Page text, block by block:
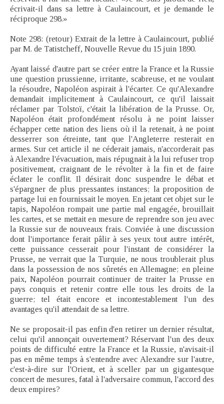
écrivait-il dans sa lettre à Caulaincourt, et je demande le
réciproque 298.»
Note 298: (retour) Extrait de la lettre à Caulaincourt, publié
par M. de Tatistcheff, Nouvelle Revue du 15 juin 1890.
Ayant laissé d'autre part se créer entre la France et la Russie
une question prussienne, irritante, scabreuse, et ne voulant
la résoudre, Napoléon aspirait à l'écarter. Ce qu'Alexandre
demandait implicitement à Caulaincourt, ce qu'il laissait
réclamer par Tolstoï, c'était la libération de la Prusse. Or,
Napoléon était profondément résolu à ne point laisser
échapper cette nation des liens où il la retenait, à ne point
desserrer son étreinte, tant que l'Angleterre resterait en
armes. Sur cet article il ne céderait jamais, n'accorderait pas
à Alexandre l'évacuation, mais répugnait à la lui refuser trop
positivement, craignant de le révolter à la fin et de faire
éclater le conflit. Il désirait donc suspendre le débat et
s'épargner de plus pressantes instances; la proposition de
partage lui en fournissait le moyen. En jetant cet objet sur le
tapis, Napoléon rompait une partie mal engagée, brouillait
les cartes, et se mettait en mesure de reprendre son jeu avec
la Russie sur de nouveaux frais. Conviée à une discussion
dont l'importance ferait pâlir à ses yeux tout autre intérêt,
cette puissance cesserait pour l'instant de considérer la
Prusse, ne verrait que la Turquie, ne nous troublerait plus
dans la possession de nos sûretés en Allemagne; en pleine
paix, Napoléon pourrait continuer de traiter la Prusse en
pays conquis et retenir contre elle tous les droits de la
guerre; tel était encore et incontestablement l'un des
avantages qu'il attendait de sa lettre.
Ne se proposait-il pas enfin d'en retirer un dernier résultat,
celui qu'il annonçait ouvertement? Réservant l'un des deux
points de difficulté entre la France et la Russie, n'avisait-il
pas en même temps à s'entendre avec Alexandre sur l'autre,
c'est-à-dire sur l'Orient, et à sceller par un gigantesque
concert de mesures, fatal à l'adversaire commun, l'accord des
deux empires?